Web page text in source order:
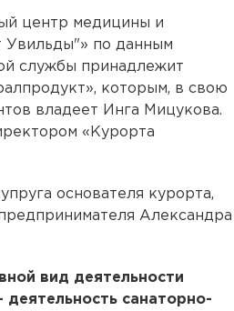
центр медицины и
Увильды"» по данным
службы принадлежит
которым, в свою
владеет Инга Мицукова.
«Курорта
основателя курорта,
Александра
вид деятельности
санаторно-